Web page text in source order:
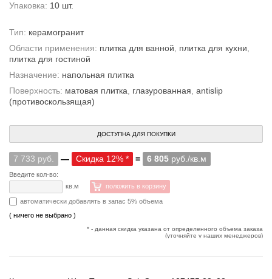
Упаковка: 10 шт.
Тип: керамогранит
Области применения: плитка для ванной плитка для кухни
плитка для гостиной
Назначение: напольная плитка
Поверхность: матовая плитка глазурованная antislip
(противоскользящая)
ДОСТУПНА ДЛЯ ПОКУПКИ
7 733 руб. — Скидка 12% * = 6 805 руб./кв.м
Введите кол-во:
кв.м
положить в корзину
автоматически добавлять в запас 5% объема
( ничего не выбрано )
* - данная скидка указана от определенного объема заказа
(уточняйте у наших менеджеров)